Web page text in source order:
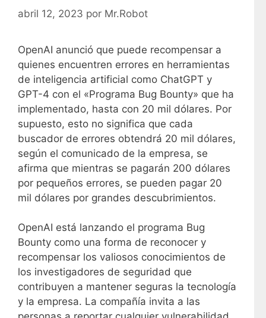
abril 12, 2023 por Mr.Robot
OpenAI anunció que puede recompensar a
quienes encuentren errores en herramientas
de inteligencia artificial como ChatGPT y
GPT-4 con el «Programa Bug Bounty» que ha
implementado, hasta con 20 mil dólares. Por
supuesto, esto no significa que cada
buscador de errores obtendrá 20 mil dólares,
según el comunicado de la empresa, se
afirma que mientras se pagarán 200 dólares
por pequeños errores, se pueden pagar 20
mil dólares por grandes descubrimientos.
OpenAI está lanzando el programa Bug
Bounty como una forma de reconocer y
recompensar los valiosos conocimientos de
los investigadores de seguridad que
contribuyen a mantener seguras la tecnología
y la empresa. La compañía invita a las